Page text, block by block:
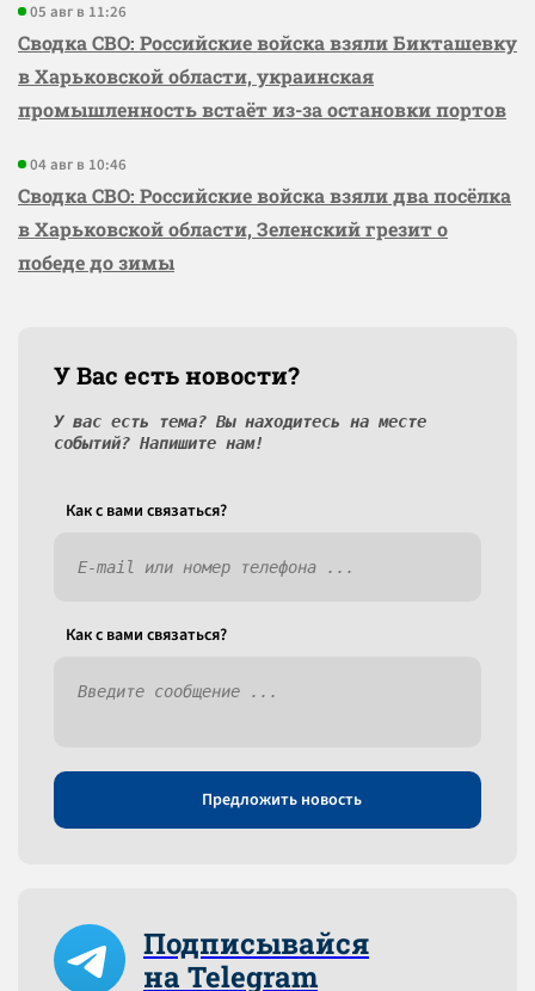
05 авг в 11:26
Сводка СВО: Российские войска взяли Бикташевку
в Харьковской области, украинская
промышленность встаёт из-за остановки портов
04 авг в 10:46
Сводка СВО: Российские войска взяли два посёлка
в Харьковской области, Зеленский грезит о
победе до зимы
У Вас есть новости?
У вас есть тема? Вы находитесь на месте
событий? Напишите нам!
Как c вами связаться?
Как c вами связаться?
Предложить новость
Подписывайся
на Telegram